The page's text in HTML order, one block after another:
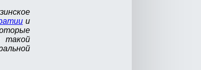
и
такой